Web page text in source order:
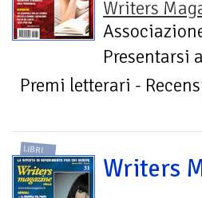
Writers
Presentarsi
Premi letterari -
LIBRI
Writers